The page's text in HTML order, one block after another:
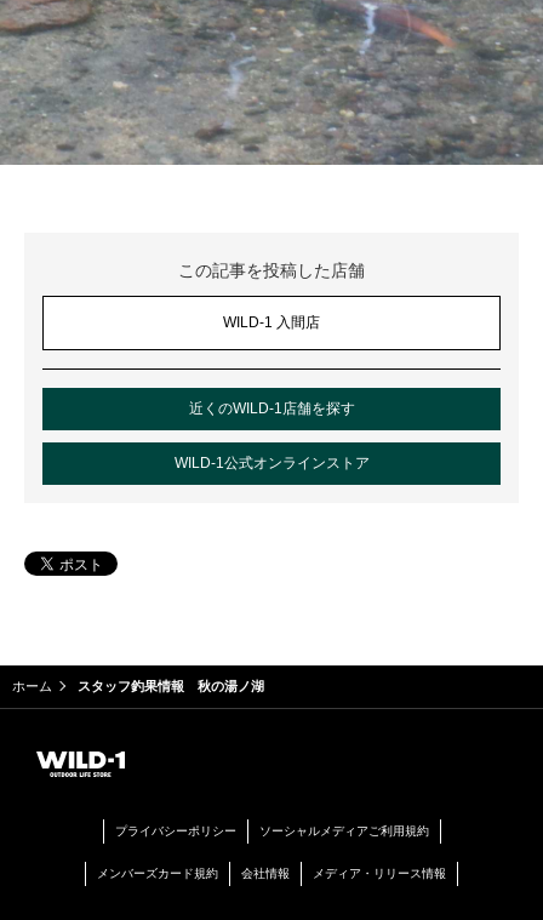
この記事を投稿した店舗
WILD-1 入間店
近くのWILD-1店舗を探す
WILD-1公式オンラインストア
ホーム スタッフ釣果情報 秋の湯ノ湖
プライバシーポリシー ソーシャルメディアご利用規約
メンバーズカード規約 会社情報 メディア・リリース情報